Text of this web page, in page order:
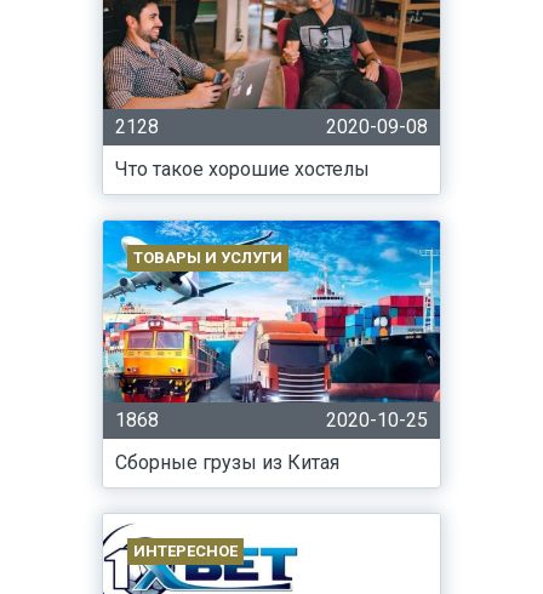
2128
2020-09-08
Что такое хорошие хостелы
ТОВАРЫ И УСЛУГИ
1868
2020-10-25
Сборные грузы из Китая
ИНТЕРЕСНОЕ